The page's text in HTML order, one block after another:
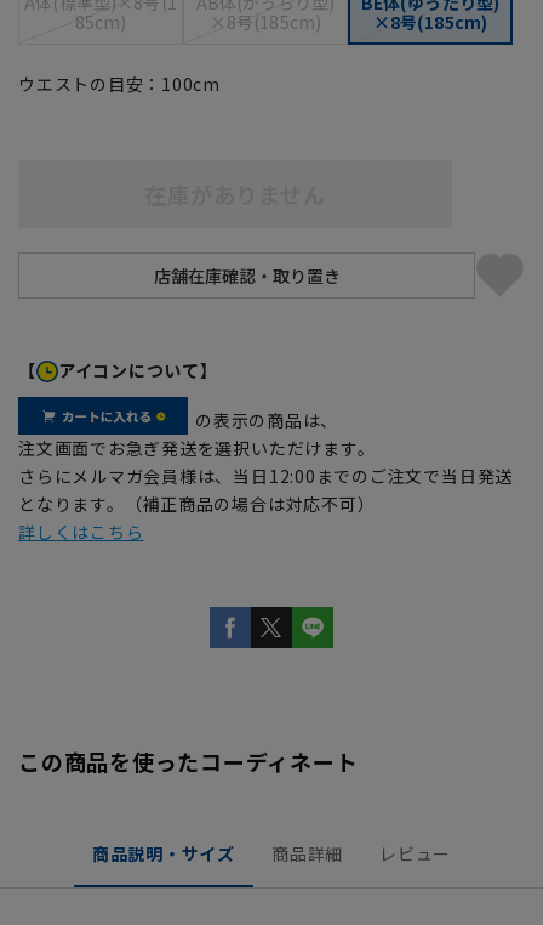
85cm)
×8号(185cm)
×8号(185cm)
ウエストの目安： 100cm
【 アイコンについて】
の表示の商品は、
注文画面でお急ぎ発送を選択いただけます。
さらにメルマガ会員様は、当日12:00までのご注文で当日発送
となります。（補正商品の場合は対応不可）
詳しくはこちら
この商品を使ったコーディネート
商品説明・サイズ 商品詳細 レビュー